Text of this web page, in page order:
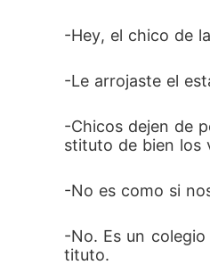
-Hey, el chico de
-Le arrojaste el
-Chicos dejen de
stituto de bien los
-No es como si
-No. Es un
tituto.